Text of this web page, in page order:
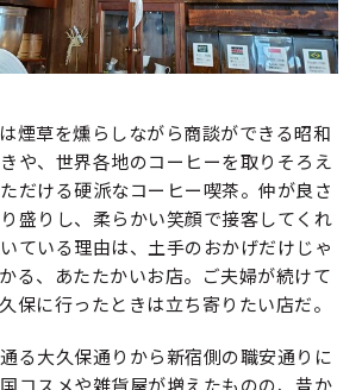
煙草を燻らしながら商談ができる昭和
や、世界各地のコーヒーを取りそろえ
だける硬派なコーヒー喫茶。仲が良さ
盛りし、柔らかい笑顔で接客してくれ
ている理由は、土手のおかげだけじゃ
る、あたたかいお店。ご夫婦が続けて
保に行ったときは立ち寄りたい店だ。
る大久保通りから新宿側の職安通りに
コスメや雑貨屋が増えたものの、昔か